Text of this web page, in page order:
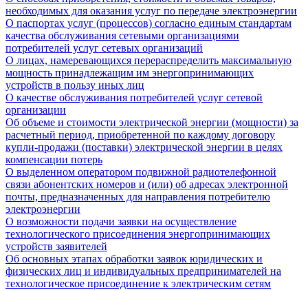
необходимых для оказания услуг по передаче электроэнергии
О паспортах услуг (процессов) согласно единым стандартам
качества обслуживания сетевыми организациями
потребителей услуг сетевых организаций
О лицах, намеревающихся перераспределить максимальную
мощность принадлежащим им энергопринимающих
устройств в пользу иных лиц
О качестве обслуживания потребителей услуг сетевой
организации
Об объеме и стоимости электрической энергии (мощности) за
расчетный период, приобретенной по каждому договору
купли-продажи (поставки) электрической энергии в целях
компенсации потерь
О выделенном оператором подвижной радиотелефонной
связи абонентских номеров и (или) об адресах электронной
почты, предназначенных для направления потребителю
электроэнергии
О возможности подачи заявки на осуществление
технологического присоединения энергопринимающих
устройств заявителей
Об основных этапах обработки заявок юридических и
физических лиц и индивидуальных предпринимателей на
технологическое присоединение к электрическим сетям